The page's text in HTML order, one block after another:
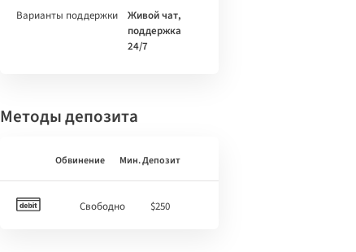
Варианты поддержки
Живой чат,
поддержка
24/7
Методы депозита
Обвинение Мин. Депозит
Свободно $250